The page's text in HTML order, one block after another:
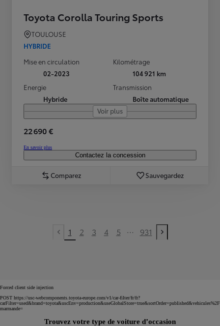
Toyota Corolla Touring Sports
TOULOUSE
HYBRIDE
Mise en circulation
02-2023
Kilométrage
104 921 km
Energie
Hybride
Transmission
Boîte automatique
Voir plus
22 690 €
En savoir plus
Contactez la concession
Comparez Sauvegardez
Previous page
1 2 3 4 5 ... 931
Next page
Forced client side injection
POST https://usc-webcomponents.toyota-europe.com/v1/car-filter/fr/fr?
marmande=
Trouvez votre type de voiture d’occasion